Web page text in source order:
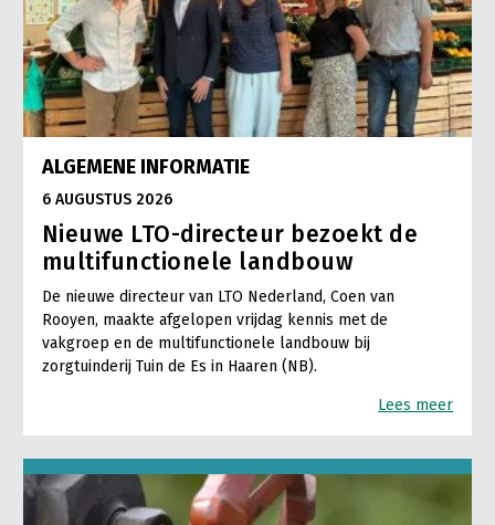
ALGEMENE INFORMATIE
6 AUGUSTUS 2026
Nieuwe LTO-directeur bezoekt de
multifunctionele landbouw
De nieuwe directeur van LTO Nederland, Coen van
Rooyen, maakte afgelopen vrijdag kennis met de
vakgroep en de multifunctionele landbouw bij
zorgtuinderij Tuin de Es in Haaren (NB).
Lees meer